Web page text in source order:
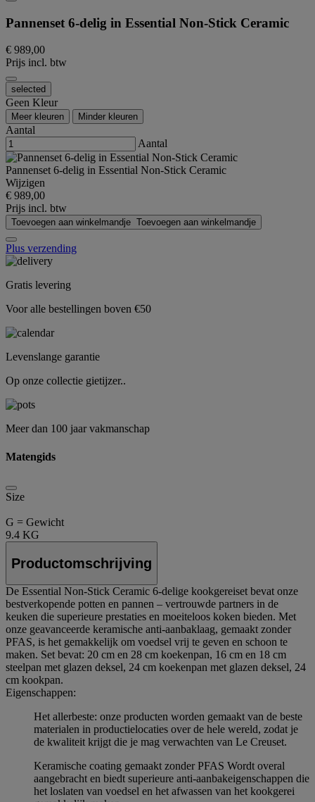
Pannenset 6-delig in Essential Non-Stick Ceramic
€ 989,00
Prijs incl. btw
selected
Geen Kleur
Meer kleuren Minder kleuren
Aantal
Aantal
Pannenset 6-delig in Essential Non-Stick Ceramic
Wijzigen
€ 989,00
Prijs incl. btw
Toevoegen aan winkelmandje Toevoegen aan winkelmandje
Plus verzending
Gratis levering
Voor alle bestellingen boven €50
Levenslange garantie
Op onze collectie gietijzer..
Meer dan 100 jaar vakmanschap
Matengids
Size
G = Gewicht
9.4 KG
Productomschrijving
De Essential Non-Stick Ceramic 6-delige kookgereiset bevat onze
bestverkopende potten en pannen – vertrouwde partners in de
keuken die superieure prestaties en moeiteloos koken bieden. Met
onze geavanceerde keramische anti-aanbaklaag, gemaakt zonder
PFAS, is het gemakkelijk om voedsel vrij te geven en schoon te
maken. Set bevat: 20 cm en 28 cm koekenpan, 16 cm en 18 cm
steelpan met glazen deksel, 24 cm koekenpan met glazen deksel, 24
cm kookpan.
Eigenschappen:
Het allerbeste: onze producten worden gemaakt van de beste
materialen in productielocaties over de hele wereld, zodat je
de kwaliteit krijgt die je mag verwachten van Le Creuset.
Keramische coating gemaakt zonder PFAS Wordt overal
aangebracht en biedt superieure anti-aanbakeigenschappen die
het loslaten van voedsel en het afwassen van het kookgerei